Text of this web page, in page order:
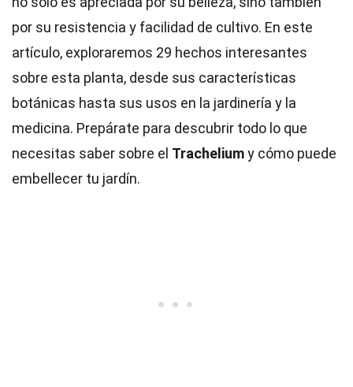
por su resistencia y facilidad de cultivo. En este
artículo, exploraremos 29 hechos interesantes
sobre esta planta, desde sus características
botánicas hasta sus usos en la jardinería y la
medicina. Prepárate para descubrir todo lo que
necesitas saber sobre el Tracheliumy cómo puede
embellecer tu jardín.